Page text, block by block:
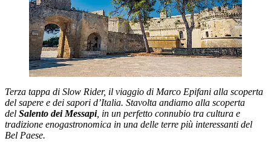
Terza tappa di Slow Rider, il viaggio di Marco Epifani alla scoperta
del sapere e dei sapori d’Italia. Stavolta andiamo alla scoperta
del Salento dei Messapi, in un perfetto connubio tra cultura e
tradizione enogastronomica in una delle terre più interessanti del
Bel Paese.